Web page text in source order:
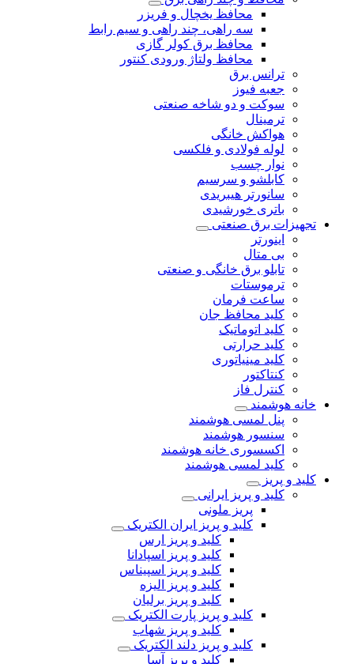
محافظ یخچال و فریزر
سه راهی، چند راهی و سیم رابط
محافظ برق کولر گازی
محافظ ولتاژ ورودی کنتور
ترانس برق
جعبه فیوز
سوکت و دو شاخه صنعتی
ترمینال
هواکش خانگی
لوله فولادی و فلکسی
نوار چسب
کابلشو و سرسیم
سانورتر هیبریدی
باتری خورشیدی
تجهیزات برق صنعتی
اینورتر
بی متال
تابلو برق خانگی و صنعتی
ترموستات
ساعت فرمان
کلید محافظ جان
کلید اتوماتیک
کلید حرارتی
کلید مینیاتوری
کنتاکتور
کنترل فاز
خانه هوشمند
پنل لمسی هوشمند
سنسور هوشمند
اکسسوری خانه هوشمند
کلید لمسی هوشمند
کلید و پریز
کلید و پریز ایرانی
پریز ملونی
کلید و پریز ایران الکتریک
کلید و پریز ارس
کلید و پریز اسپادانا
کلید و پریز اسپیناس
کلید و پریز الیزه
کلید و پریز برلیان
کلید و پریز پارت الکتریک
کلید و پریز شهاب
کلید و پریز دلند الکتریک
کلید و پریز آسا